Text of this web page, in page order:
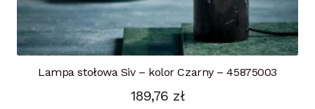
Lampa stołowa Siv – kolor Czarny – 45875003
189,76 zł